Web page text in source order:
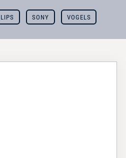
SONY VOGELS